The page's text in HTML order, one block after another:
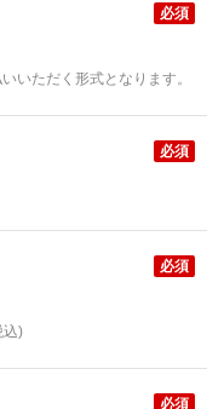
必須
いただく形式となります。
必須
必須
込)
必須